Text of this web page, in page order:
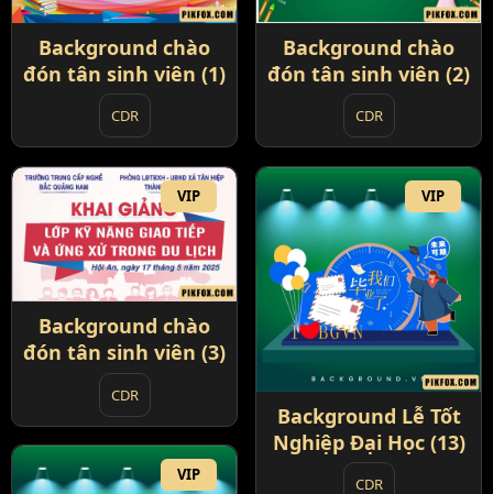
Background chào
đón tân sinh viên (1)
CDR
Background chào
đón tân sinh viên (2)
CDR
VIP
Background chào
đón tân sinh viên (3)
CDR
VIP
Background Lễ Tốt
Nghiệp Đại Học (13)
CDR
VIP